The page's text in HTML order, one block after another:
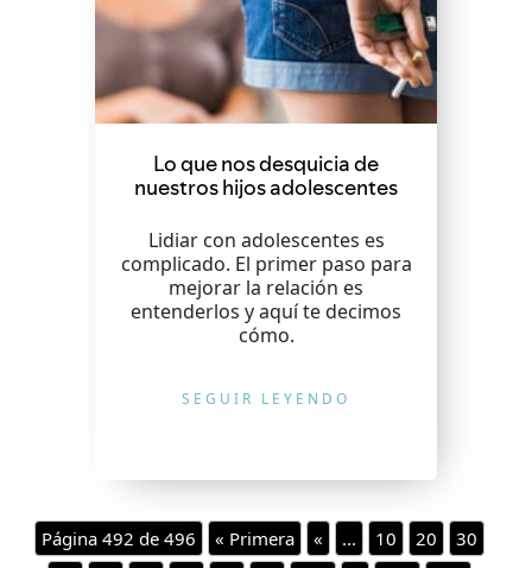
Lo que nos desquicia de
nuestros hijos adolescentes
Lidiar con adolescentes es
complicado. El primer paso para
mejorar la relación es
entenderlos y aquí te decimos
cómo.
SEGUIR LEYENDO
Página 492 de 496 « Primera « ... 10 20
30